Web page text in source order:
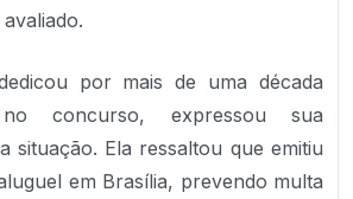
por mais de uma década
concurso, expressou sua
situação. Ela ressaltou que emitiu
em Brasília, prevendo multa